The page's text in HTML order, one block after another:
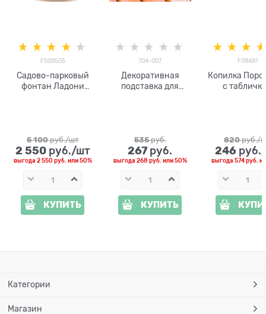
FS08505
Садово-парковый
фонтан Ладони
5 100 руб./шт
2 550 руб./шт
выгода 2 550 руб. или50%
КУПИТЬ
704-007
Декоративная
подставка для
535 руб.
267 руб.
выгода 268 руб. или50%
КУПИТЬ
F08481
Копилка
с
820 руб./
246
выгода574 руб.
Категории
Магазин